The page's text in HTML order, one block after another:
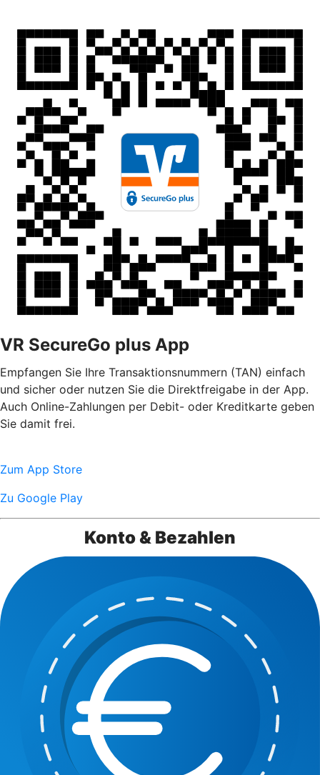
VR SecureGo plus App
Empfangen Sie Ihre Transaktionsnummern (TAN) einfach
und sicher oder nutzen Sie die Direktfreigabe in der App.
Auch Online-Zahlungen per Debit- oder Kreditkarte geben
Sie damit frei.
Zum App Store
Zu Google Play
Konto & Bezahlen